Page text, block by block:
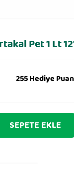
Pet 1 Lt
255 Hediye Puan
SEPETE EKLE